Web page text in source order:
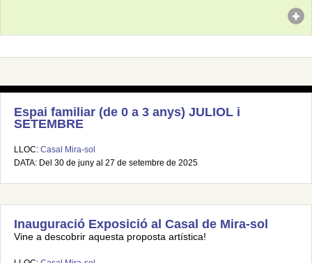
Espai familiar (de 0 a 3 anys) JULIOL i
SETEMBRE
LLOC: Casal Mira-sol
DATA: Del 30 de juny al 27 de setembre de 2025
Inauguració Exposició al Casal de Mira-sol
Vine a descobrir aquesta proposta artística!